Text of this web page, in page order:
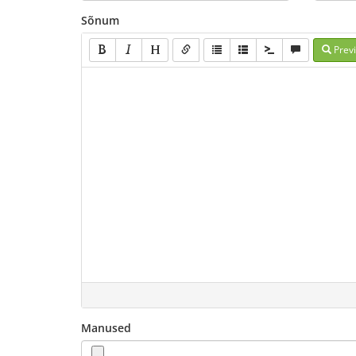
Sõnum
Manused